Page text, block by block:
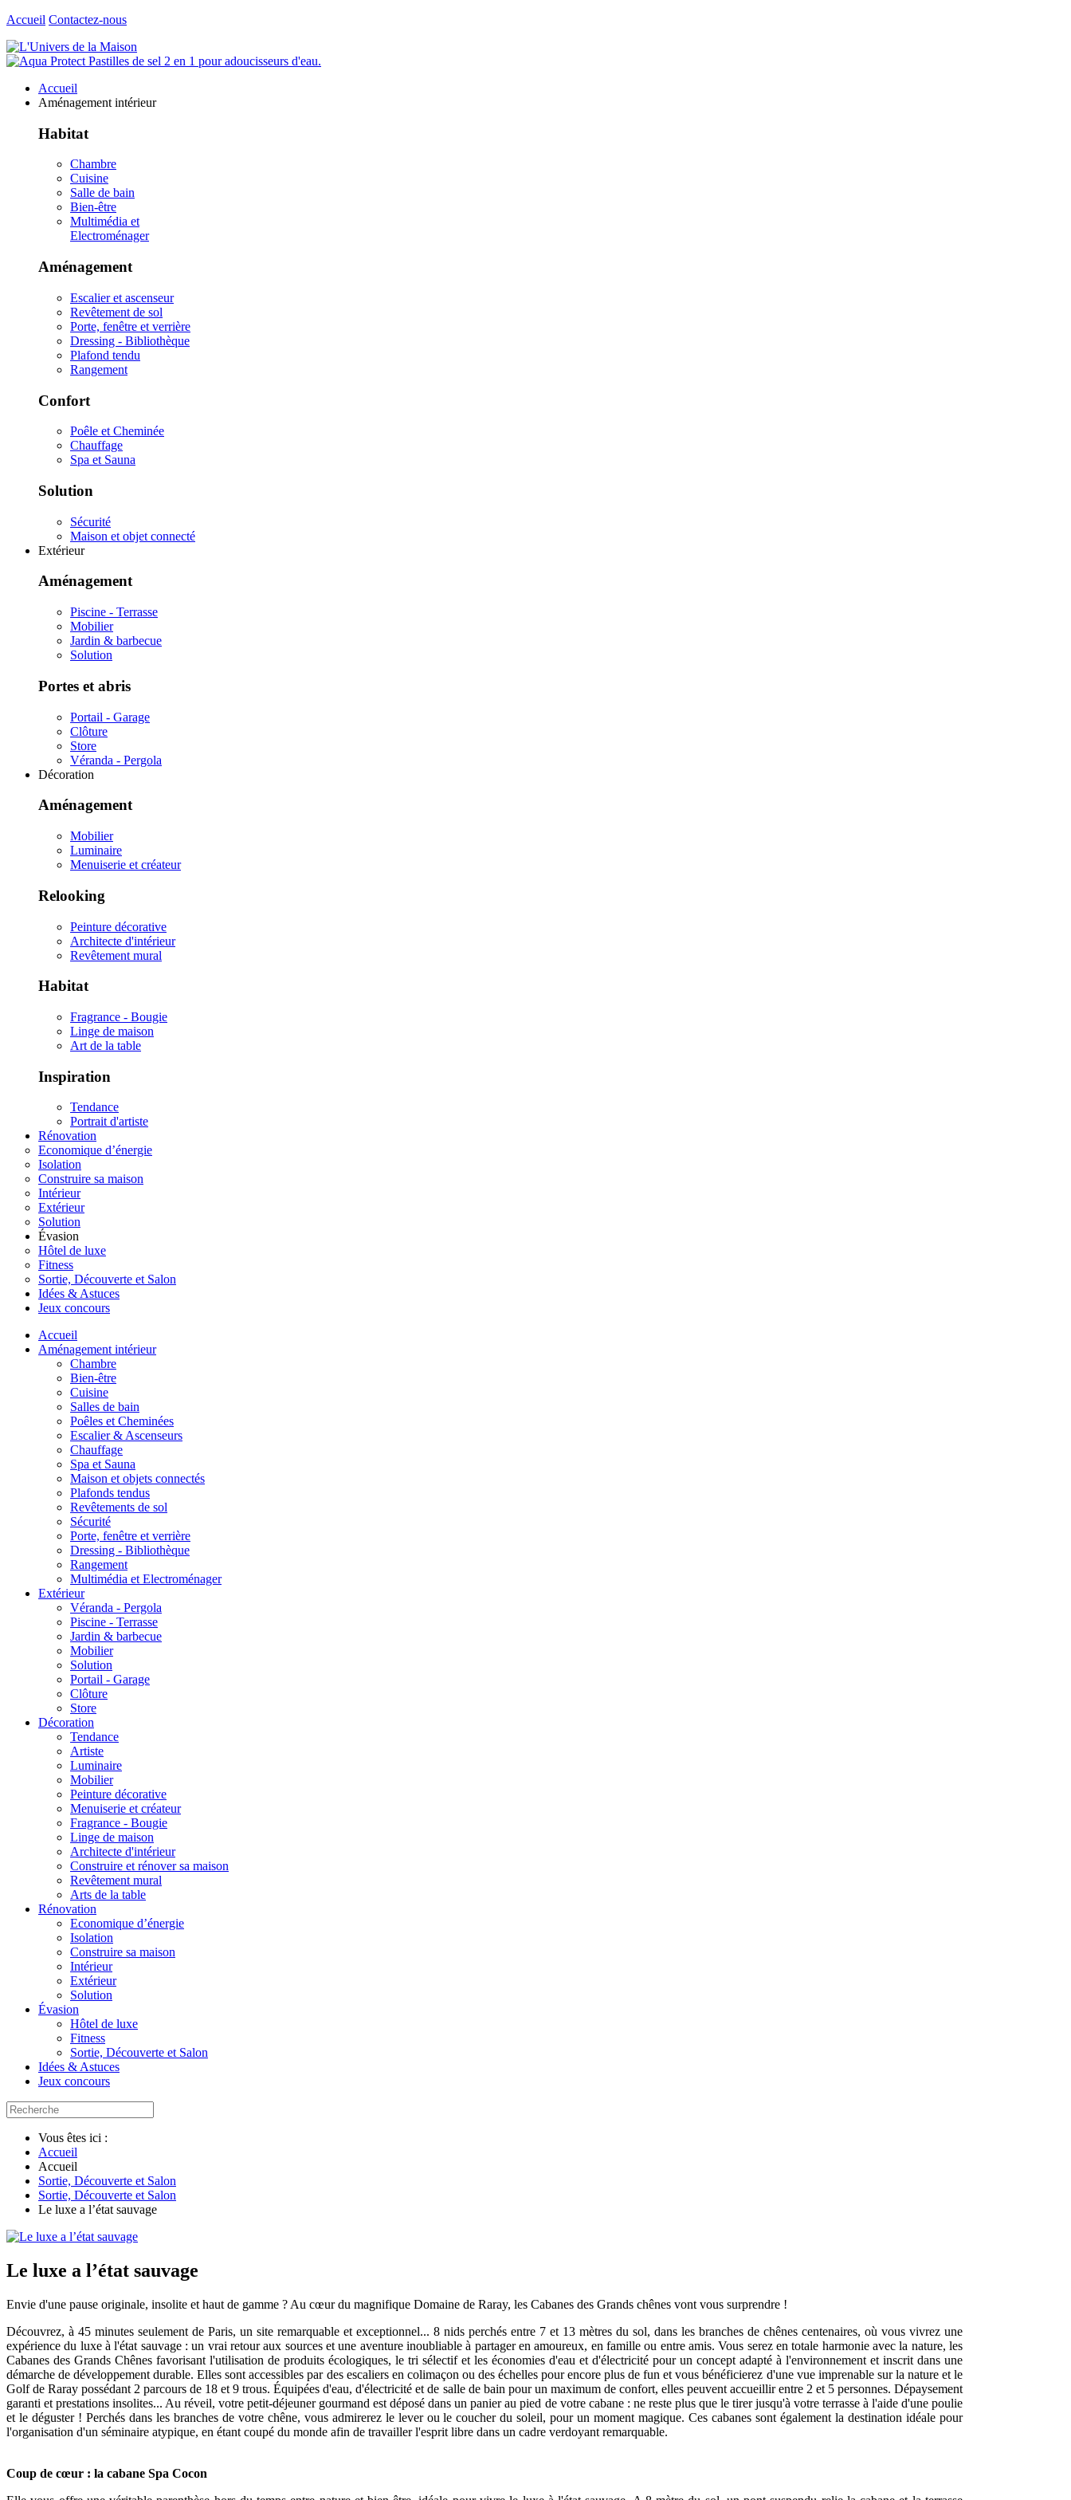
Accueil Contactez-nous
Accueil
Aménagement intérieur
Habitat
Chambre
Cuisine
Salle de bain
Bien-être
Multimédia et
Electroménager
Aménagement
Escalier et ascenseur
Revêtement de sol
Porte, fenêtre et verrière
Dressing - Bibliothèque
Plafond tendu
Rangement
Confort
Poêle et Cheminée
Chauffage
Spa et Sauna
Solution
Sécurité
Maison et objet connecté
Extérieur
Aménagement
Piscine - Terrasse
Mobilier
Jardin & barbecue
Solution
Portes et abris
Portail - Garage
Clôture
Store
Véranda - Pergola
Décoration
Aménagement
Mobilier
Luminaire
Menuiserie et créateur
Relooking
Peinture décorative
Architecte d'intérieur
Revêtement mural
Habitat
Fragrance - Bougie
Linge de maison
Art de la table
Inspiration
Tendance
Portrait d'artiste
Rénovation
Economique d’énergie
Isolation
Construire sa maison
Intérieur
Extérieur
Solution
Évasion
Hôtel de luxe
Fitness
Sortie, Découverte et Salon
Idées & Astuces
Jeux concours
Accueil
Aménagement intérieur
Chambre
Bien-être
Cuisine
Salles de bain
Poêles et Cheminées
Escalier & Ascenseurs
Chauffage
Spa et Sauna
Maison et objets connectés
Plafonds tendus
Revêtements de sol
Sécurité
Porte, fenêtre et verrière
Dressing - Bibliothèque
Rangement
Multimédia et Electroménager
Extérieur
Véranda - Pergola
Piscine - Terrasse
Jardin & barbecue
Mobilier
Solution
Portail - Garage
Clôture
Store
Décoration
Tendance
Artiste
Luminaire
Mobilier
Peinture décorative
Menuiserie et créateur
Fragrance - Bougie
Linge de maison
Architecte d'intérieur
Construire et rénover sa maison
Revêtement mural
Arts de la table
Rénovation
Economique d’énergie
Isolation
Construire sa maison
Intérieur
Extérieur
Solution
Évasion
Hôtel de luxe
Fitness
Sortie, Découverte et Salon
Idées & Astuces
Jeux concours
Vous êtes ici :
Accueil
Accueil
Sortie, Découverte et Salon
Sortie, Découverte et Salon
Le luxe a l’état sauvage
Le luxe a l’état sauvage
Envie d'une pause originale, insolite et haut de gamme ? Au cœur du magnifique Domaine de Raray, les Cabanes des Grands chênes vont vous surprendre !
Découvrez, à 45 minutes seulement de Paris, un site remarquable et exceptionnel... 8 nids perchés entre 7 et 13 mètres du sol, dans les branches de chênes centenaires, où vous vivrez une
expérience du luxe à l'état sauvage : un vrai retour aux sources et une aventure inoubliable à partager en amoureux, en famille ou entre amis. Vous serez en totale harmonie avec la nature, les
Cabanes des Grands Chênes favorisant l'utilisation de produits écologiques, le tri sélectif et les économies d'eau et d'électricité pour un concept adapté à l'environnement et inscrit dans une
démarche de développement durable. Elles sont accessibles par des escaliers en colimaçon ou des échelles pour encore plus de fun et vous bénéficierez d'une vue imprenable sur la nature et le
Golf de Raray possédant 2 parcours de 18 et 9 trous. Équipées d'eau, d'électricité et de salle de bain pour un maximum de confort, elles peuvent accueillir entre 2 et 5 personnes. Dépaysement
garanti et prestations insolites... Au réveil, votre petit-déjeuner gourmand est déposé dans un panier au pied de votre cabane : ne reste plus que le tirer jusqu'à votre terrasse à l'aide d'une poulie
et le déguster ! Perchés dans les branches de votre chêne, vous admirerez le lever ou le coucher du soleil, pour un moment magique. Ces cabanes sont également la destination idéale pour
l'organisation d'un séminaire atypique, en étant coupé du monde afin de travailler l'esprit libre dans un cadre verdoyant remarquable.
Coup de cœur : la cabane Spa Cocon